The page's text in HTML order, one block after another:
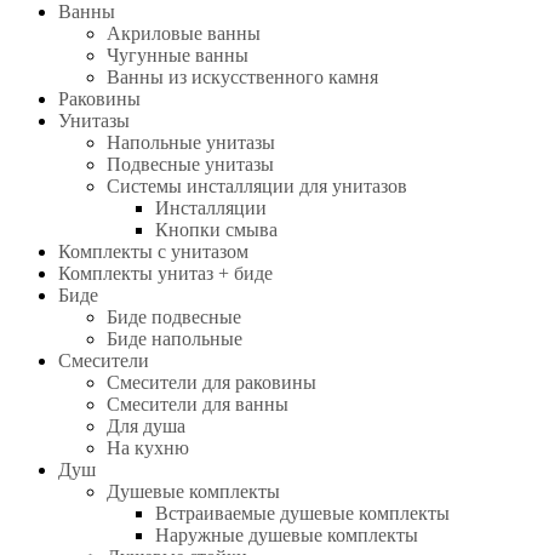
Ванны
Акриловые ванны
Чугунные ванны
Ванны из искусственного камня
Раковины
Унитазы
Напольные унитазы
Подвесные унитазы
Системы инсталляции для унитазов
Инсталляции
Кнопки смыва
Комплекты с унитазом
Комплекты унитаз + биде
Биде
Биде подвесные
Биде напольные
Смесители
Смесители для раковины
Смесители для ванны
Для душа
На кухню
Душ
Душевые комплекты
Встраиваемые душевые комплекты
Наружные душевые комплекты